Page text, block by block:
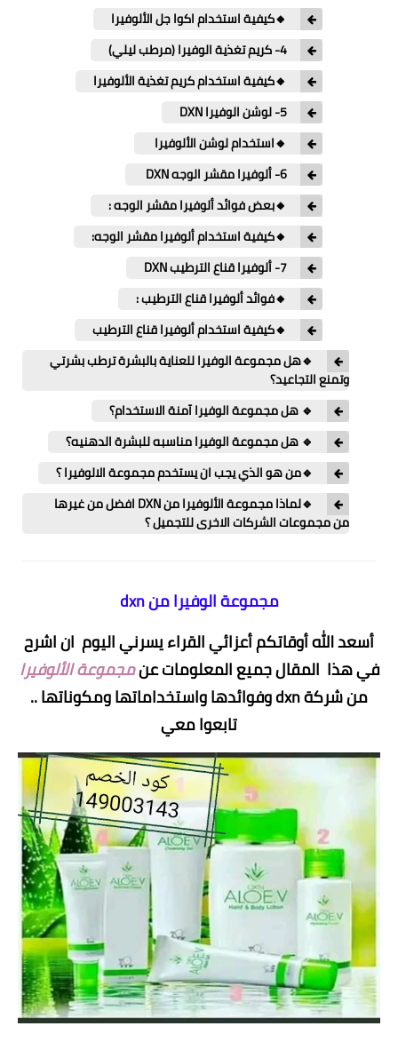
🔸كيفية استخدام اكوا جل الألوفيرا
4- كريم تغذية الوفيرا (مرطب ليلي)
🔸كيفية استخدام كريم تغذية الألوفيرا
5- لوشن الوفيرا DXN
🔸استخدام لوشن الألوفيرا
6- ألوفيرا مقشر الوجه DXN
🔸بعض فوائد ألوفيرا مقشر الوجه :
🔸كيفية استخدام ألوفيرا مقشر الوجه:
7- ألوفيرا قناع الترطيب DXN
🔸فوائد ألوفيرا قناع الترطيب :
🔸كيفية استخدام ألوفيرا قناع الترطيب
🔹هل مجموعة الوفيرا للعناية بالبشرة ترطب بشرتي
وتمنع التجاعيد؟
🔹 هل مجموعة الوفيرا آمنة الاستخدام؟
🔹 هل مجموعة الوفيرا مناسبه للبشرة الدهنيه؟
🔹من هو الذي يجب ان يستخدم مجموعة الالوفيرا ؟
🔹لماذا مجموعة الألوفيرا من DXN افضل من غيرها
من مجموعات الشركات الاخرى للتجميل ؟
مجموعة الوفيرا من dxn
أسعد الله أوقاتكم أعزائي القراء يسرني اليوم ان اشرح
في هذا المقال جميع المعلومات عنمجموعة الألوفيرا
من شركة dxn وفوائدها واستخداماتها ومكوناتها ..
تابعوا معي